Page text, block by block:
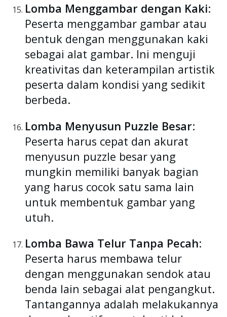
Lomba Menggambar dengan Kaki:
Peserta menggambar gambar atau
bentuk dengan menggunakan kaki
sebagai alat gambar. Ini menguji
kreativitas dan keterampilan artistik
peserta dalam kondisi yang sedikit
berbeda.
Lomba Menyusun Puzzle Besar:
Peserta harus cepat dan akurat
menyusun puzzle besar yang
mungkin memiliki banyak bagian
yang harus cocok satu sama lain
untuk membentuk gambar yang
utuh.
Lomba Bawa Telur Tanpa Pecah:
Peserta harus membawa telur
dengan menggunakan sendok atau
benda lain sebagai alat pengangkut.
Tantangannya adalah melakukannya